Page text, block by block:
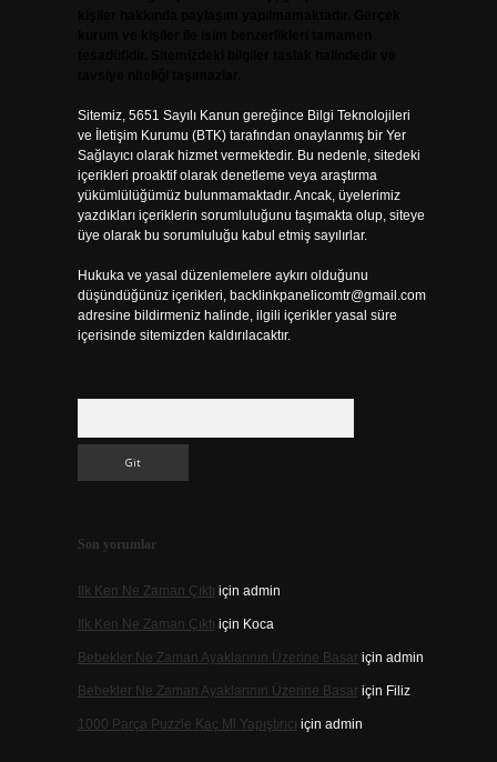
Sitemiz, 5651 Sayılı Kanun gereğince Bilgi Teknolojileri
ve İletişim Kurumu (BTK) tarafından onaylanmış bir Yer
Sağlayıcı olarak hizmet vermektedir. Bu nedenle, sitedeki
içerikleri proaktif olarak denetleme veya araştırma
yükümlülüğümüz bulunmamaktadır. Ancak, üyelerimiz
yazdıkları içeriklerin sorumluluğunu taşımakta olup, siteye
üye olarak bu sorumluluğu kabul etmiş sayılırlar.
Hukuka ve yasal düzenlemelere aykırı olduğunu
düşündüğünüz içerikleri, backlinkpanelicomtr@gmail.com
adresine bildirmeniz halinde, ilgili içerikler yasal süre
içerisinde sitemizden kaldırılacaktır.
Son yorumlar
Ilk Ken Ne Zaman Çıktı için admin
Ilk Ken Ne Zaman Çıktı için Koca
Bebekler Ne Zaman Ayaklarının Üzerine Basariçin admin
Bebekler Ne Zaman Ayaklarının Üzerine Basariçin Filiz
1000 Parça Puzzle Kaç Ml Yapıştırıcı için admin